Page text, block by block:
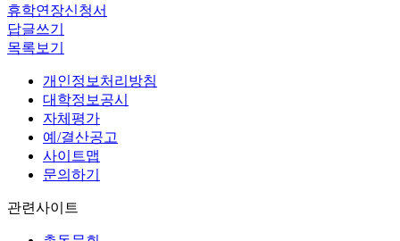
휴학연장신청서
답글쓰기
목록보기
개인정보처리방침
대학정보공시
자체평가
예/결산공고
사이트맵
문의하기
관련사이트